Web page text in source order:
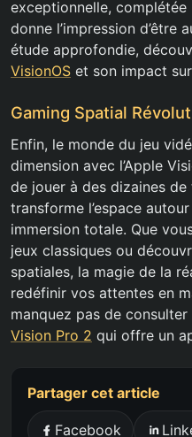
exceptionnelle,
donne l’impression d’être
étude approfondie,
VisionOS et son impact
Gaming Spatial
Enfin, le monde du jeu
dimension avec l’Apple
de jouer à des dizaines de
transforme l’espace
immersion totale. Que
jeux classiques ou
spatiales, la magie de la
redéfinir vos attentes en
manquez pas de
Vision Pro 2 qui offre un
Partager cet article
Facebook